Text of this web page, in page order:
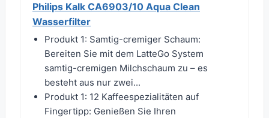
Philips Kalk CA6903/10 Aqua Clean
Wasserfilter
Produkt 1: Samtig-cremiger Schaum:
Bereiten Sie mit dem LatteGo System
samtig-cremigen Milchschaum zu – es
besteht aus nur zwei...
Produkt 1: 12 Kaffeespezialitäten auf
Fingertipp: Genießen Sie Ihren